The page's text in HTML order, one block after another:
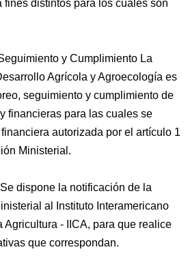
fines distintos para los cuales son
y Cumplimiento La
Agrícola y Agroecología es
seguimiento y cumplimiento de
financieras para las cuales se
autorizada por el artículo 1
Ministerial.
dispone la notificación de la
al Instituto Interamericano
Agricultura - IICA, para que realice
que correspondan.